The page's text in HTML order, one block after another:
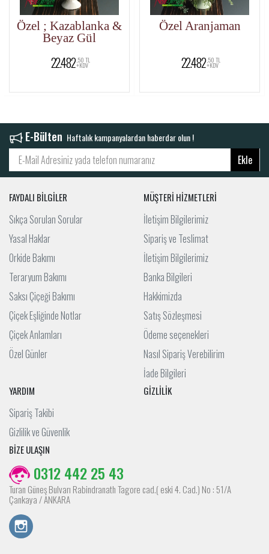
; Kazablanka &
Beyaz Gül
22.482,50 TL
+KDV
Özel Aranjaman
22.482,50 TL
+KDV
E-Bülten Haftalık kampanyalardan haberdar olun !
Ekle
FAYDALI BİLGİLER
Sıkça Sorulan Sorular
Yasal Haklar
Orkide Bakımı
Teraryum Bakımı
Saksı Çiçeği Bakımı
Çiçek Eşliğinde Notlar
Çiçek Anlamları
Özel Günler
MÜŞTERİ HİZMETLERİ
İletişim Bilgilerimiz
Sipariş ve Teslimat
İletişim Bilgilerimiz
Banka Bilgileri
Hakkimizda
Satış Sözleşmesi
Ödeme seçenekleri
Nasıl Sipariş Verebilirim
İade Bilgileri
YARDIM
Sipariş Takibi
Gizlilik ve Güvenlik
GİZLİLİK
BİZE ULAŞIN
0312 442 25 43
Turan Güneş Bulvarı Rabindranath Tagore cad.( eski 4. Cad.) No : 51/A
Çankaya / ANKARA